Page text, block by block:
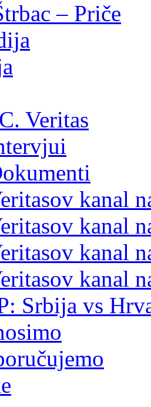
– Priče
Veritas
kanal
kanal
kanal
kanal
Srbija vs